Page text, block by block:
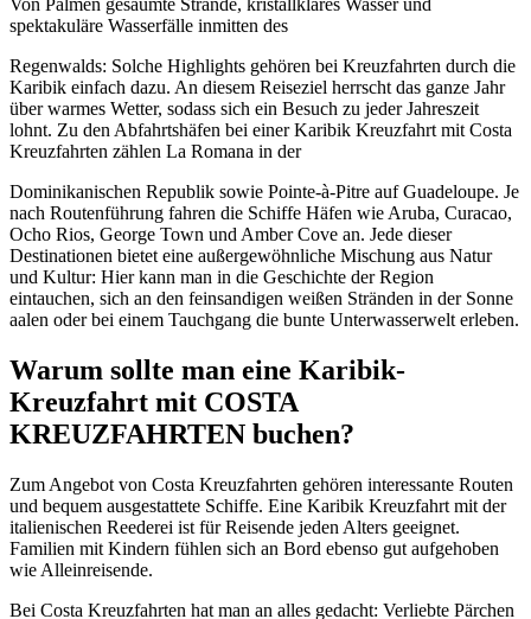
Von Palmen gesäumte Strände, kristallklares Wasser und
spektakuläre Wasserfälle inmitten des
Regenwalds: Solche Highlights gehören bei Kreuzfahrten durch die
Karibik einfach dazu. An diesem Reiseziel herrscht das ganze Jahr
über warmes Wetter, sodass sich ein Besuch zu jeder Jahreszeit
lohnt. Zu den Abfahrtshäfen bei einer Karibik Kreuzfahrt mit Costa
Kreuzfahrten zählen La Romana in der
Dominikanischen Republik sowie Pointe-à-Pitre auf Guadeloupe. Je
nach Routenführung fahren die Schiffe Häfen wie Aruba, Curacao,
Ocho Rios, George Town und Amber Cove an. Jede dieser
Destinationen bietet eine außergewöhnliche Mischung aus Natur
und Kultur: Hier kann man in die Geschichte der Region
eintauchen, sich an den feinsandigen weißen Stränden in der Sonne
aalen oder bei einem Tauchgang die bunte Unterwasserwelt erleben.
Warum sollte man eine Karibik-
Kreuzfahrt mit COSTA
KREUZFAHRTEN buchen?
Zum Angebot von Costa Kreuzfahrten gehören interessante Routen
und bequem ausgestattete Schiffe. Eine Karibik Kreuzfahrt mit der
italienischen Reederei ist für Reisende jeden Alters geeignet.
Familien mit Kindern fühlen sich an Bord ebenso gut aufgehoben
wie Alleinreisende.
Bei Costa Kreuzfahrten hat man an alles gedacht: Verliebte Pärchen